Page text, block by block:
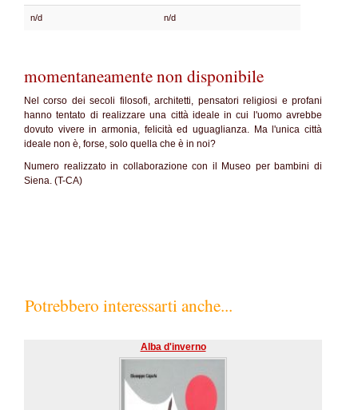
n/d n/d
momentaneamente non disponibile
Nel corso dei secoli filosofi, architetti, pensatori religiosi e profani
hanno tentato di realizzare una città ideale in cui l'uomo avrebbe
dovuto vivere in armonia, felicità ed uguaglianza. Ma l'unica città
ideale non è, forse, solo quella che è in noi?
Numero realizzato in collaborazione con il Museo per bambini di
Siena. (T-CA)
Potrebbero interessarti anche...
Alba d'inverno